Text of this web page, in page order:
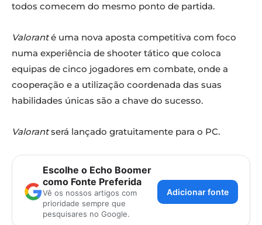
todos comecem do mesmo ponto de partida.
Valoranté uma nova aposta competitiva com foco
numa experiência de shooter tático que coloca
equipas de cinco jogadores em combate, onde a
cooperação e a utilização coordenada das suas
habilidades únicas são a chave do sucesso.
Valorantserá lançado gratuitamente para o PC.
Escolhe o Echo Boomer
como Fonte Preferida
Vê os nossos artigos com
prioridade sempre que
pesquisares no Google.
Adicionar fonte